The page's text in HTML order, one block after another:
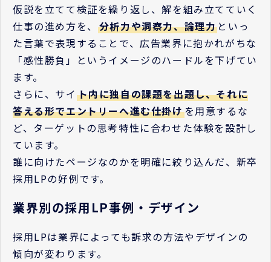
仮説を立てて検証を繰り返し、解を組み立てていく
仕事の進め方を、 分析力や洞察力、論理力といっ
た言葉で表現することで、広告業界に抱かれがちな
「感性勝負」というイメージのハードルを下げてい
ます。
さらに、サイ ト内に独自の課題を出題し、それに
答える形でエントリーへ進む仕掛けを用意するな
ど、ターゲットの思考特性に合わせた体験を設計し
ています。
誰に向けたページなのかを明確に絞り込んだ、新卒
採用LPの好例です。
業界別の採用LP事例・デザイン
採用LPは業界によっても訴求の方法やデザインの
傾向が変わります。